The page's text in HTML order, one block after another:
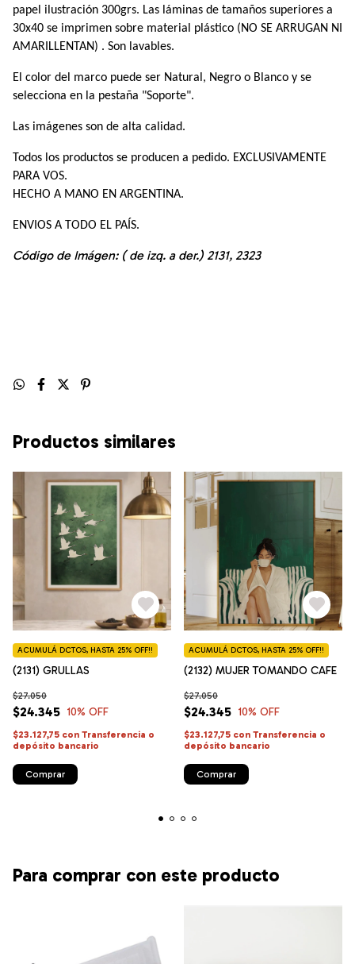
papel ilustración 300grs. Las láminas de tamaños superiores a
30x40 se imprimen sobre material plástico (NO SE ARRUGAN NI
AMARILLENTAN) . Son lavables.
El color del marco puede ser Natural, Negro o Blanco y se
selecciona en la pestaña "Soporte".
Las imágenes son de alta calidad.
Todos los productos se producen a pedido. EXCLUSIVAMENTE
PARA VOS.
HECHO A MANO EN ARGENTINA.
ENVIOS A TODO EL PAÍS.
Código de Imágen: ( de izq. a der.) 2131, 2323
Productos similares
(2131) GRULLAS
$24.345
$27.050
10% OFF
ACUMULÁ DCTOS, HASTA 25% OFF!!
$23.127,75 con Transferencia o
depósito bancario
Comprar
(2132) MUJER TOMANDO CAFE
$24.345
$27.050
10% OFF
ACUMULÁ DCTOS, HASTA 25% OFF!!
$23.127,75 con Transferencia o
depósito bancario
Comprar
Para comprar con este producto